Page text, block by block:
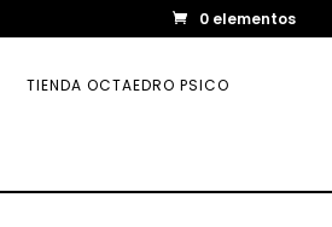
0 elementos
TIENDA OCTAEDRO PSICO